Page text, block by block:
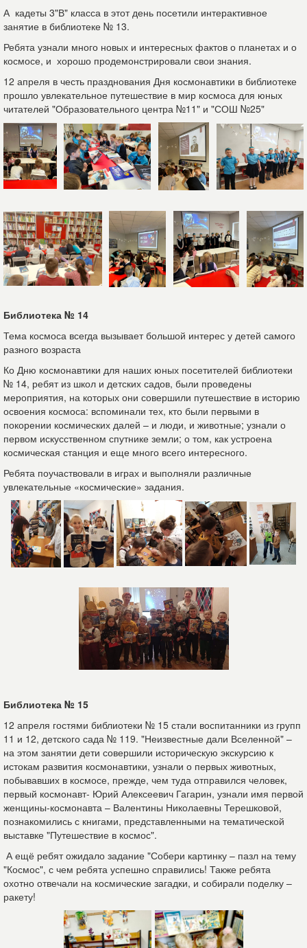
А кадеты 3"В" класса в этот день посетили интерактивное
занятие в библиотеке № 13.
Ребята узнали много новых и интересных фактов о планетах и о
космосе, и хорошо продемонстрировали свои знания.
12 апреля в честь празднования Дня космонавтики в библиотеке
прошло увлекательное путешествие в мир космоса для юных
читателей "Образовательного центра №11" и "СОШ №25"
Библиотека № 14
Тема космоса всегда вызывает большой интерес у детей самого
разного возраста
Ко Дню космонавтики для наших юных посетителей библиотеки
№ 14, ребят из школ и детских садов, были проведены
мероприятия, на которых они совершили путешествие в историю
освоения космоса: вспоминали тех, кто были первыми в
покорении космических далей – и люди, и животные; узнали о
первом искусственном спутнике земли; о том, как устроена
космическая станция и еще много всего интересного.
Ребята поучаствовали в играх и выполняли различные
увлекательные «космические» задания.
Библиотека № 15
12 апреля гостями библиотеки № 15 стали воспитанники из групп
11 и 12, детского сада № 119. "Неизвестные дали Вселенной" –
на этом занятии дети совершили историческую экскурсию к
истокам развития космонавтики, узнали о первых животных,
побывавших в космосе, прежде, чем туда отправился человек,
первый космонавт- Юрий Алексеевич Гагарин, узнали имя первой
женщины-космонавта – Валентины Николаевны Терешковой,
познакомились с книгами, представленными на тематической
выставке "Путешествие в космос".
А ещё ребят ожидало задание "Собери картинку – пазл на тему
"Космос", с чем ребята успешно справились! Также ребята
охотно отвечали на космические загадки, и собирали поделку –
ракету!